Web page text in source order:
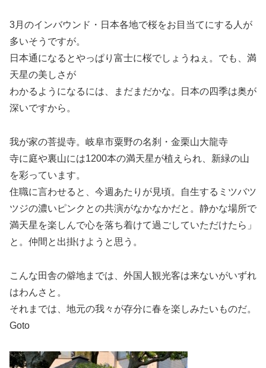
3月のインバウンド・日本各地で桜をお目当てにする人が
多いそうですが。
日本通になるとやっぱり富士に桜でしょうねぇ。でも、満
天星の美しさが
わかるようになるには、まだまだかな。日本の四季は奥が
深いですから。
我が家の菩提寺。岐阜市粟野の名刹・金栗山大龍寺
寺に庭や裏山には1200本の満天星が植えられ、新緑の山
を彩っています。
住職に言わせると、今週あたりが見頃。自生するミツバツ
ツジの濃いピンクとの共演がなかなかだと。静かな場所で
満天星を楽しんで心を落ち着けて過ごしていただけたら」
と。仲間と出掛けようと思う。
こんな田舎の僻地までは、外国人観光客は来ないがいずれ
はわんさと。
それまでは、地元の我々が存分に春を楽しみたいものだ。
Goto